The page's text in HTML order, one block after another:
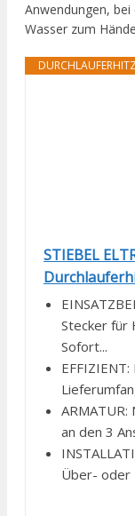
Anwendungen,
Wasser zum
STIEBEL
Stecker für
Sofort...
an den 3
Über- oder